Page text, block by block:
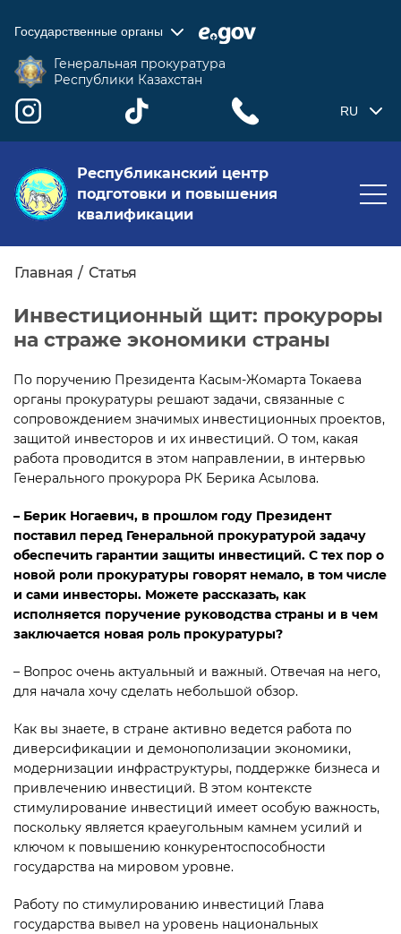
Государственные органы
Генеральная прокуратура
Республики Казахстан
RU
Республиканский центр
подготовки и повышения
квалификации
Главная Статья
Инвестиционный щит: прокуроры
на страже экономики страны
По поручению Президента Касым-Жомарта Токаева
органы прокуратуры решают задачи, связанные с
сопровождением значимых инвестиционных проектов,
защитой инвесторов и их инвестиций. О том, какая
работа проводится в этом направлении, в интервью
Генерального прокурора РК Берика Асылова.
– Берик Ногаевич, в прошлом году Президент
поставил перед Генеральной прокуратурой задачу
обеспечить гарантии защиты инвестиций. С тех пор о
новой роли прокуратуры говорят немало, в том числе
и сами инвесторы. Можете рассказать, как
исполняется поручение руководства страны и в чем
заключается новая роль прокуратуры?
– Вопрос очень актуальный и важный. Отвечая на него,
для начала хочу сделать небольшой обзор.
Как вы знаете, в стране активно ведется работа по
диверсификации и демонополизации экономики,
модернизации инфраструктуры, поддержке бизнеса и
привлечению инвестиций. В этом контексте
стимулирование инвестиций имеет особую важность,
поскольку является краеугольным камнем усилий и
ключом к повышению конкурентоспособности
государства на мировом уровне.
Работу по стимулированию инвестиций Глава
государства вывел на уровень национальных